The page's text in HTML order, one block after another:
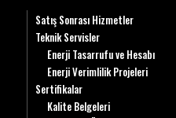
Satış Sonrası Hizmetler
Teknik Servisler
Enerji Tasarrufu ve Hesabı
Enerji Verimlilik Projeleri
Sertifikalar
Kalite Belgeleri